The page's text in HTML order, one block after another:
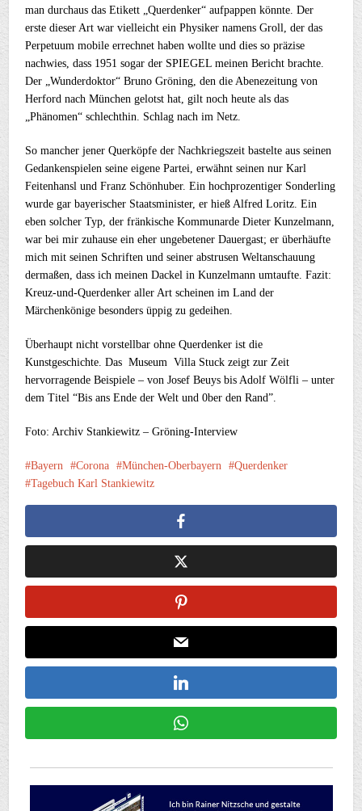
man durchaus das Etikett „Querdenker“ aufpappen könnte. Der
erste dieser Art war vielleicht ein Physiker namens Groll, der das
Perpetuum mobile errechnet haben wollte und dies so präzise
nachwies, dass 1951 sogar der SPIEGEL meinen Bericht brachte.
Der „Wunderdoktor“ Bruno Gröning, den die Abenezeitung von
Herford nach München gelotst hat, gilt noch heute als das
„Phänomen“ schlechthin. Schlag nach im Netz.
So mancher jener Querköpfe der Nachkriegszeit bastelte aus seinen
Gedankenspielen seine eigene Partei, erwähnt seinen nur Karl
Feitenhansl und Franz Schönhuber. Ein hochprozentiger Sonderling
wurde gar bayerischer Staatsminister, er hieß Alfred Loritz. Ein
eben solcher Typ, der fränkische Kommunarde Dieter Kunzelmann,
war bei mir zuhause ein eher ungebetener Dauergast; er überhäufte
mich mit seinen Schriften und seiner abstrusen Weltanschauung
dermaßen, dass ich meinen Dackel in Kunzelmann umtaufte. Fazit:
Kreuz-und-Querdenker aller Art scheinen im Land der
Märchenkönige besonders üppig zu gedeihen.
Überhaupt nicht vorstellbar ohne Querdenker ist die
Kunstgeschichte. Das Museum Villa Stuck zeigt zur Zeit
hervorragende Beispiele – von Josef Beuys bis Adolf Wölfli – unter
dem Titel “Bis ans Ende der Welt und 0ber den Rand”.
Foto: Archiv Stankiewitz – Gröning-Interview
Bayern Corona München-Oberbayern
Querdenker
Tagebuch Karl Stankiewitz